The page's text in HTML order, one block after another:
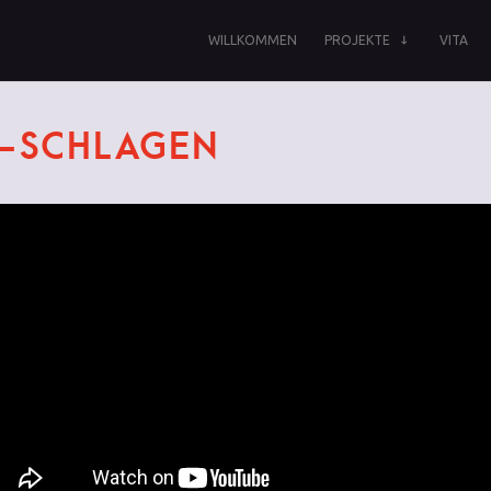
WILLKOMMEN PROJEKTE VITA